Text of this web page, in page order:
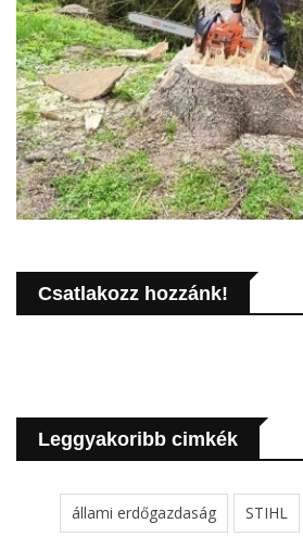
Csatlakozz hozzánk!
Leggyakoribb cimkék
állami erdőgazdaság STIHL